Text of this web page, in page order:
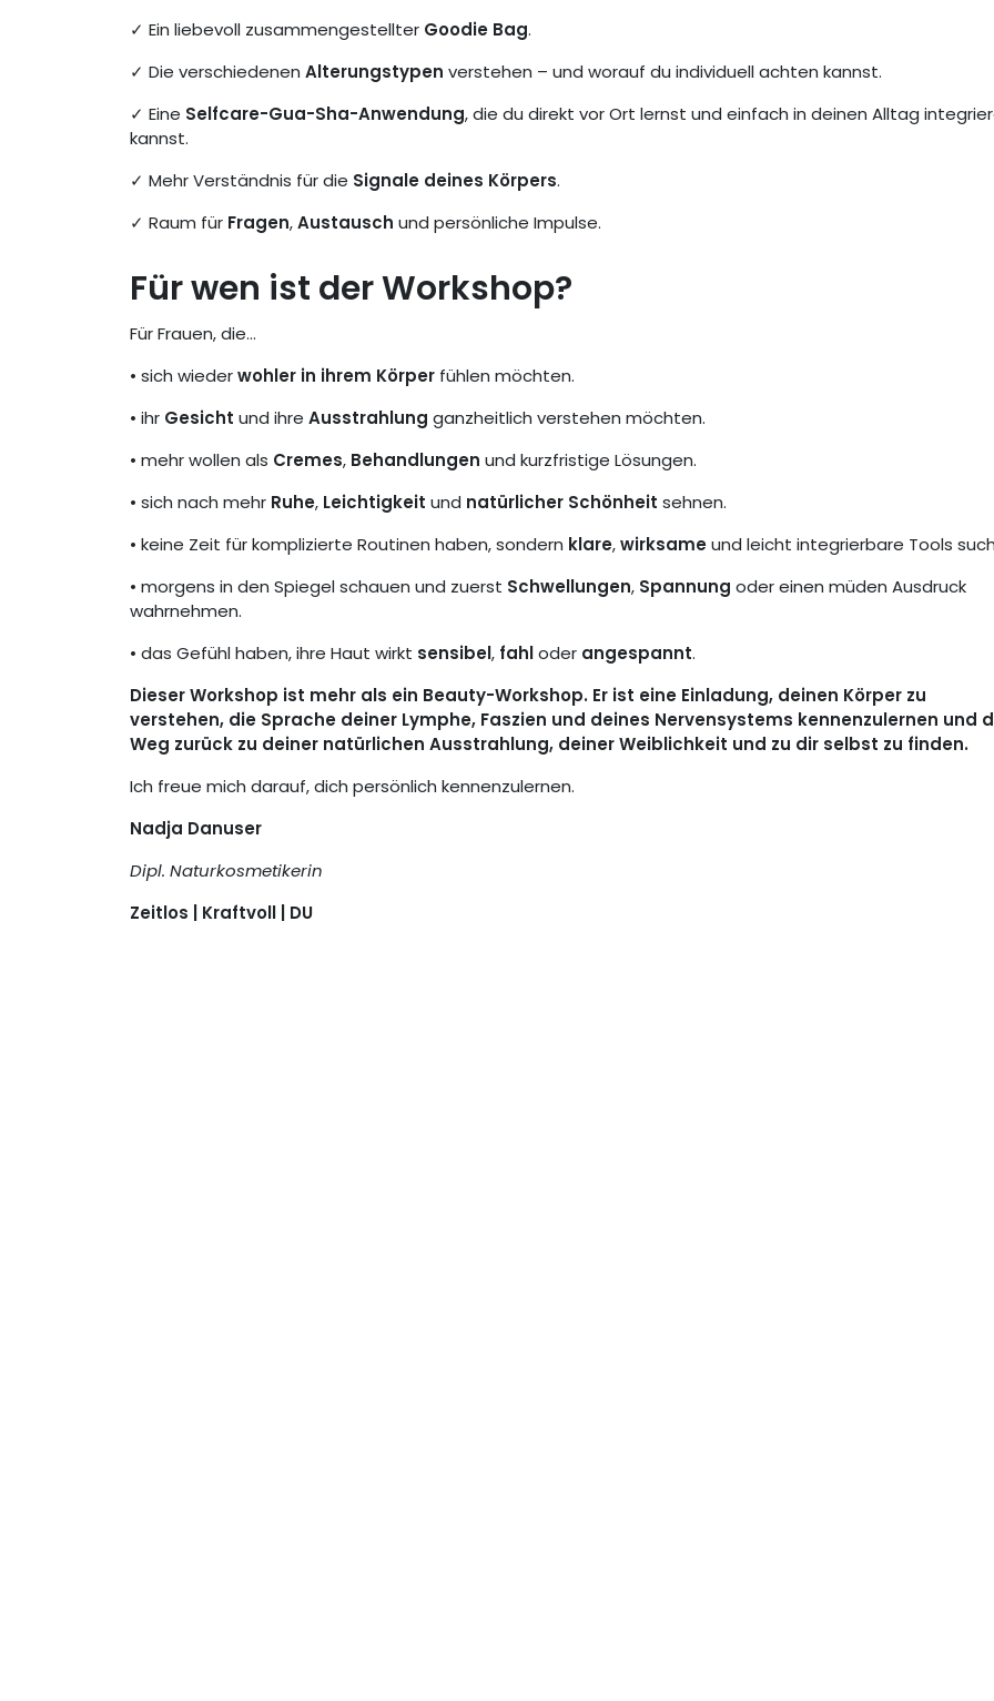
✓ Ein liebevoll zusammengestellter Goodie Bag.
✓ Die verschiedenen Alterungstypen verstehen – und worauf du individuell achten kannst.
✓ Eine Selfcare-Gua-Sha-Anwendung, die du direkt vor Ort lernst und einfach in deinen Alltag
kannst.
✓ Mehr Verständnis für die Signale deines Körpers.
✓ Raum für Fragen,Austausch und persönliche Impulse.
Für wen ist der Workshop?
Für Frauen, die...
• sich wiederwohler in ihrem Körper fühlen möchten.
• ihr Gesicht und ihre Ausstrahlung ganzheitlich verstehen möchten.
• mehr wollen als Cremes, Behandlungen und kurzfristige Lösungen.
• sich nach mehr Ruhe, Leichtigkeit und natürlicher Schönheit sehnen.
• keine Zeit für komplizierte Routinen haben, sondern klare,wirksameund leicht integrierbare Tools
• morgens in den Spiegel schauen und zuerst Schwellungen, Spannung oder einen müden Ausdruck
wahrnehmen.
• das Gefühl haben, ihre Haut wirkt sensibel, fahloder angespannt.
Dieser Workshop ist mehr als ein Beauty-Workshop. Er ist eine Einladung, deinen Körper zu
verstehen, die Sprache deiner Lymphe, Faszien und deines Nervensystems kennenzulernen und
Weg zurück zu deiner natürlichen Ausstrahlung, deiner Weiblichkeit und zu dir selbst zu finden.
Ich freue mich darauf, dich persönlich kennenzulernen.
Nadja Danuser
Dipl. Naturkosmetikerin
Zeitlos | Kraftvoll | DU